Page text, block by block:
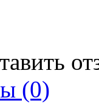
(0)